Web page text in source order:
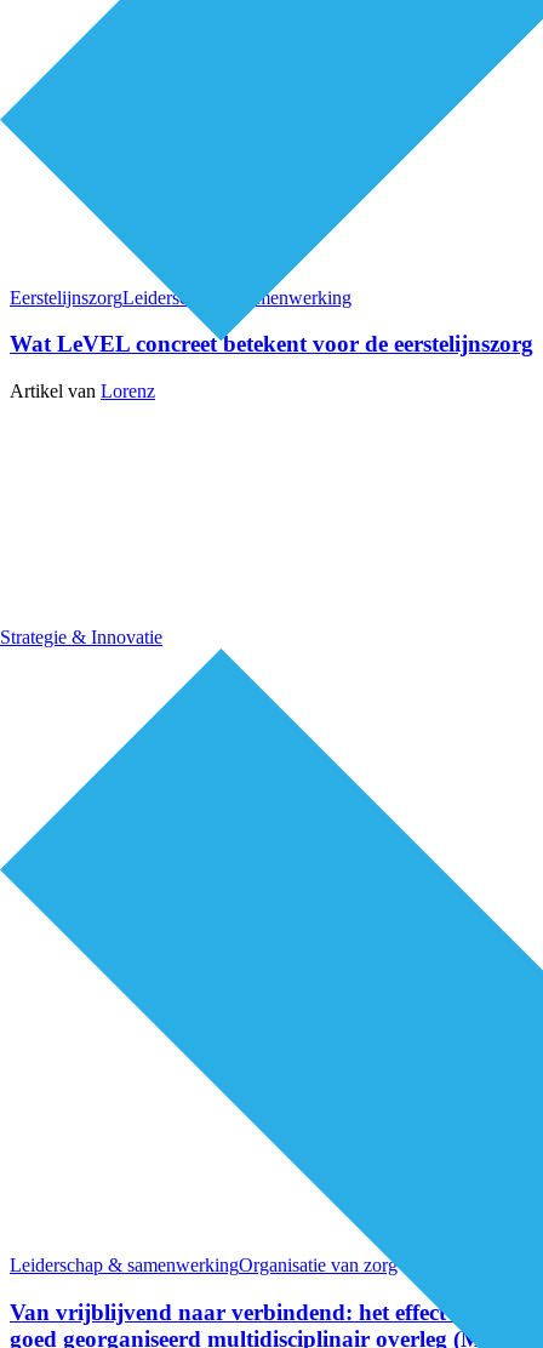
Strategie & Innovatie
EerstelijnszorgLeiderschap & samenwerking
Wat LeVEL concreet betekent voor de eerstelijnszorg
Artikel van Lorenz
Leiderschap & samenwerkingOrganisatie van zorg
Van vrijblijvend naar verbindend: het effect van een
goed georganiseerd multidisciplinair overleg (MDO)